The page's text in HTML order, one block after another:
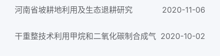
河南省坡耕地利用及生态退耕研究 2020-11-06
干重整技术利用甲烷和二氧化碳制合成气 2020-10-02